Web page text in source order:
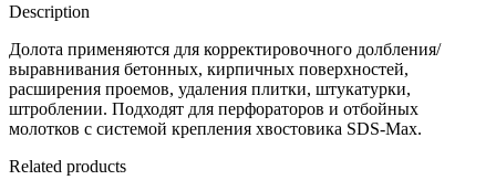
Description
Долота применяются для корректировочного долбления/
выравнивания бетонных, кирпичных поверхностей,
расширения проемов, удаления плитки, штукатурки,
штроблении. Подходят для перфораторов и отбойных
молотков с системой крепления хвостовика SDS-Max.
Related products